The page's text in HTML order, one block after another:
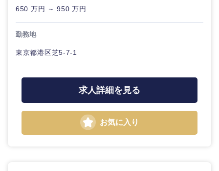
中国・四国地方
島根県
岡山県 広島県
650 万円 ～ 950 万円
勤務地
東京都港区芝5-7-1
求人詳細を見る
お気に入り